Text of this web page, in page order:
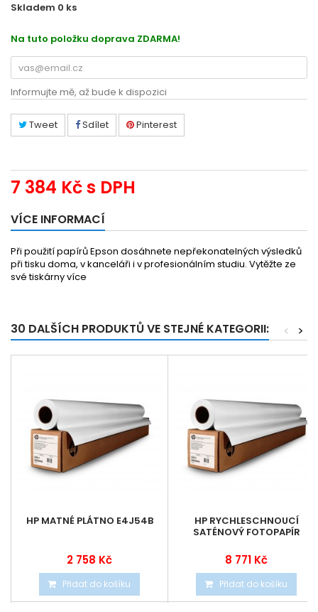
Skladem 0 ks
Na tuto položku doprava ZDARMA!
Informujte mě, až bude k dispozici
Tweet Sdílet Pinterest
7 384 Kčs DPH
VÍCE INFORMACÍ
Při použití papírů Epson dosáhnete nepřekonatelných výsledků
při tisku doma, v kanceláři i v profesionálním studiu. Vytěžte ze
své tiskárny více
30 DALŠÍCH PRODUKTŮ VE STEJNÉ KATEGORII: >
<
HP MATNÉ PLÁTNO E4J54B
2 758 Kč
Přidat do košíku
HP RYCHLESCHNOUCÍ
SATÉNOVÝ FOTOPAPÍR
8 771 Kč
Přidat do košíku